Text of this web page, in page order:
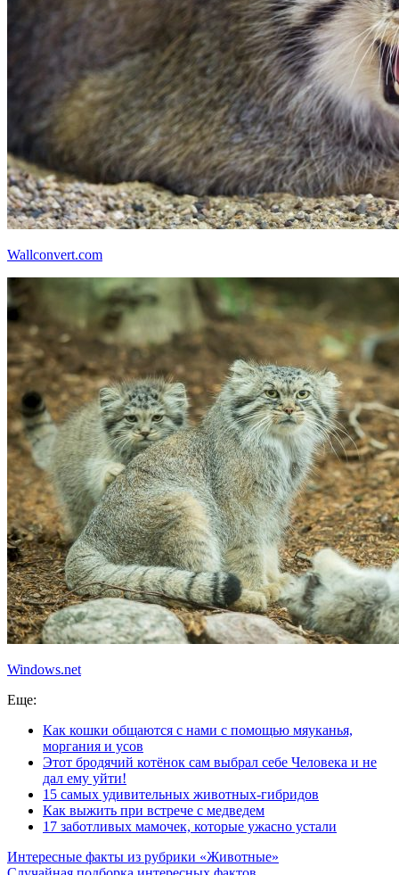
Wallconvert.com
Windows.net
Еще:
Как кошки общаются с нами с помощью мяуканья,
моргания и усов
Этот бродячий котёнок сам выбрал себе Человека и не
дал ему уйти!
15 самых удивительных животных-гибридов
Как выжить при встрече с медведем
17 заботливых мамочек, которые ужасно устали
Интересные факты из рубрики «Животные»